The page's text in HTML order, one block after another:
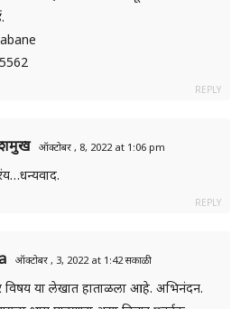
REPLY
ऑक्टोबर , 8, 2022 at 1:06 pm
REPLY
ऑक्टोबर , 3, 2022 at 1:42 सकाळी
विषय या लेखात हाताळला आहे. अभिनंदन.